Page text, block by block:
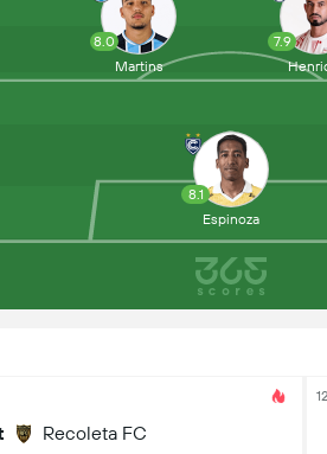
Recoleta FC
7.9
8.0
Martins
8.1
Espinoza